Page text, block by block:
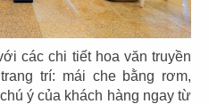
các chi tiết hoa văn truyền
trí: mái che bằng rơm,
ý của khách hàng ngay từ
CN Lý Tự Trọng